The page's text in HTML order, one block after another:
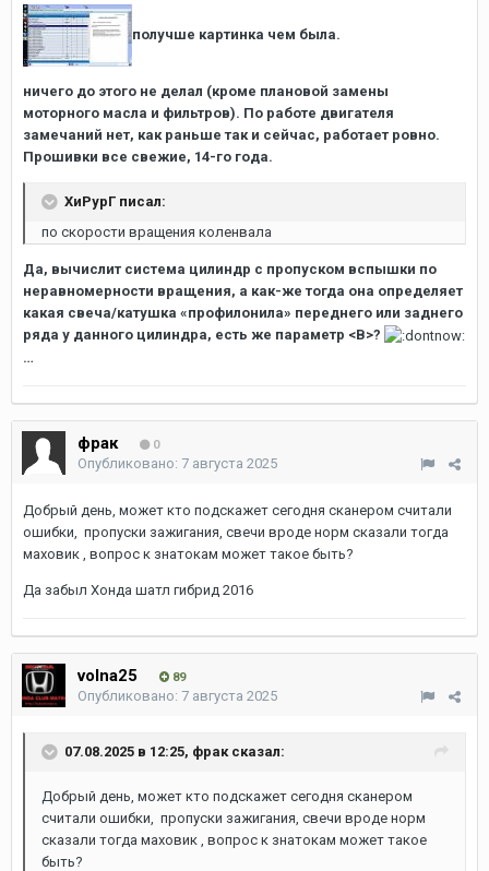
получше картинка чем была.
ничего до этого не делал (кроме плановой замены
моторного масла и фильтров). По работе двигателя
замечаний нет, как раньше так и сейчас, работает ровно.
Прошивки все свежие, 14-го года.
ХиРурГ писал:
по скорости вращения коленвала
Да, вычислит система цилиндр с пропуском вспышки по
неравномерности вращения, а как-же тогда она определяет
какая свеча/катушка «профилонила» переднего или заднего
ряда у данного цилиндра, есть же параметр <B>?
…
фрак 0
Опубликовано: 7 августа 2025
Добрый день, может кто подскажет сегодня сканером считали
ошибки, пропуски зажигания, свечи вроде норм сказали тогда
маховик , вопрос к знатокам может такое быть?
Да забыл Хонда шатл гибрид 2016
volna25 89
Опубликовано: 7 августа 2025
07.08.2025 в 12:25, фрак сказал:
Добрый день, может кто подскажет сегодня сканером
считали ошибки, пропуски зажигания, свечи вроде норм
сказали тогда маховик , вопрос к знатокам может такое
быть?